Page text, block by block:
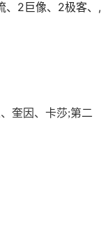
、2巨像、2极客、,
奎因、卡莎;第二